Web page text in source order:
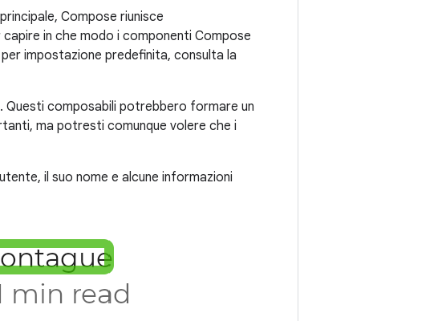
Compose riunisce
in che modo i componenti Compose
impostazione predefinita, consulta la
Questi composabili potrebbero formare un
ma potresti comunque volere che i
il suo nome e alcune informazioni